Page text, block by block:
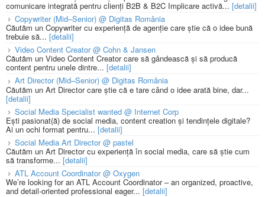
comunicare integrată pentru clienți B2B & B2C Implicare activă... [detalii]
Copywriter (Mid–Senior) @ Digitas România
Căutăm un Copywriter cu experiență de agenție care știe că o idee bună
trebuie să... [detalii]
Video Content Creator @ Cohn & Jansen
Căutăm un Video Content Creator care să gândească și să producă
content pentru unele dintre... [detalii]
Art Director (Mid–Senior) @ Digitas România
Căutăm un Art Director care știe că e tare când o idee arată bine, dar...
[detalii]
Social Media Specialist wanted @ Internet Corp
Ești pasionat(ă) de social media, content creation și tendințele digitale?
Ai un ochi format pentru... [detalii]
Social Media Art Director @ pastel
Căutăm un Art Director cu experiență în social media, care să știe cum
să transforme... [detalii]
ATL Account Coordinator @ Oxygen
We’re looking for an ATL Account Coordinator – an organized, proactive,
and detail-oriented professional eager... [detalii]